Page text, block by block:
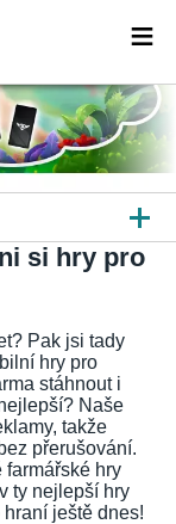
si hry pro
Pak jsi tady
hry pro
stáhnout i
Naše
takže
přerušování.
hry
ty nejlepší hry
ještě dnes!
≡